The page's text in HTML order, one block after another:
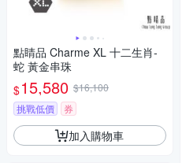
點睛品 Charme XL 十二生肖-
蛇 黃金串珠
$15,580 $16,100
挑戰低價
券
加入購物車